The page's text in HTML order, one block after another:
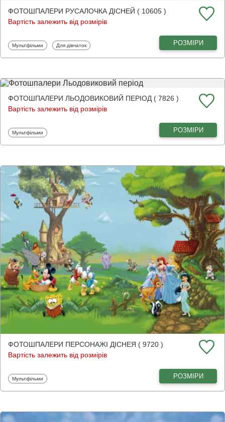
ФОТОШПАЛЕРИ РУСАЛОЧКА ДІСНЕЙ ( 10605 )
Вартість залежить від розмірів
Фотошпалери
Мультфільми Фотошпалери
Для дівчаток РОЗМІРИ
ФОТОШПАЛЕРИ ЛЬОДОВИКОВИЙ ПЕРІОД ( 7826 )
Вартість залежить від розмірів
Фотошпалери
Мультфільми РОЗМІРИ
ФОТОШПАЛЕРИ ПЕРСОНАЖІ ДІСНЕЯ ( 9720 )
Вартість залежить від розмірів
Фотошпалери
Мультфільми РОЗМІРИ